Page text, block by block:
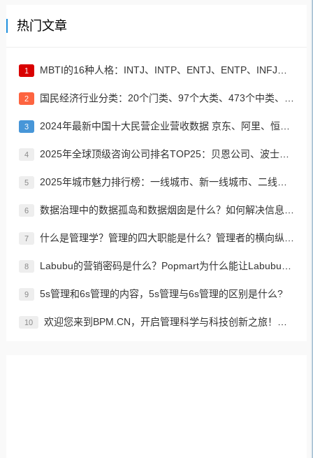
热门文章
1 MBTI的16种人格：INTJ、INTP、ENTJ、ENTP、INFJ、INFP、ENFJ、ENFP、ISTJ、ISFJ、ESTJ、ESFJ、ISTP、ISFP、ESTP、ESFP
2 国民经济行业分类：20个门类、97个大类、473个中类、1382个小类
3 2024年最新中国十大民营企业营收数据 京东、阿里、恒力集团居前三名
4 2025年全球顶级咨询公司排名TOP25：贝恩公司、波士顿咨询、麦肯锡公司等
5 2025年城市魅力排行榜：一线城市、新一线城市、二线城市、三线城市、四线城市、五线城市名单
6 数据治理中的数据孤岛和数据烟囱是什么？如何解决信息孤岛的问题？
7 什么是管理学？管理的四大职能是什么？管理者的横向纵向分类？如何进行有效、高效的管理？
8 Labubu的营销密码是什么？Popmart为什么能让Labubu爆火成为顶流潮玩？
9 5s管理和6s管理的内容，5s管理与6s管理的区别是什么?
10 欢迎您来到BPM.CN，开启管理科学与科技创新之旅！先来认识下BPM是什么吧！